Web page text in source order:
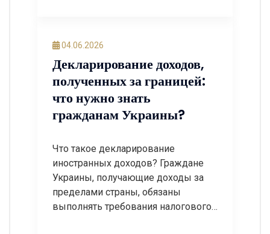
единого налога бизнес вынужден
налогообложения, что часто
приводит к увеличению налоговой
нагрузки, необходимости уплаты
дополнительных налогов и
хозяйственной деятельности. Если
налоговый орган […]
04.06.2026
Декларирование доходов,
полученных за границей:
что нужно знать
гражданам Украины?
Что такое декларирование
иностранных доходов? Граждане
Украины, получающие доходы за
пределами страны, обязаны
выполнять требования налогового